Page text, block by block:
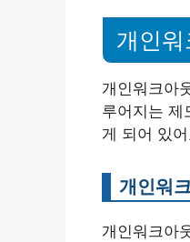
개인
개인워크아
루어지는 제
게 되어 있
개인워
개인워크아